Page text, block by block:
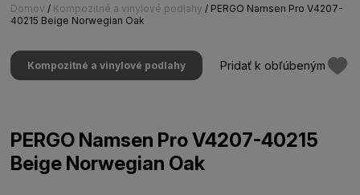
Domov / Kompozitné a vinylové podlahy / PERGO Namsen Pro V4207-
40215 Beige Norwegian Oak
Kompozitné a vinylové podlahy Pridať k obľúbeným
PERGO Namsen Pro V4207-40215
Beige Norwegian Oak